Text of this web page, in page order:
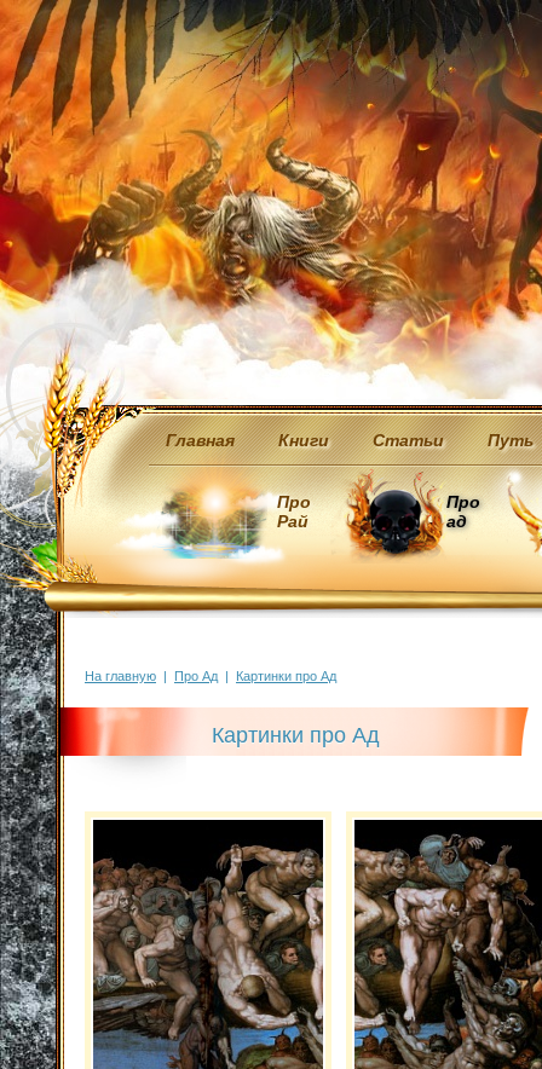
Главная Книги Статьи Путь
Про
Рай
Про
ад
На главную | Про Ад | Картинки про Ад
Картинки про Ад